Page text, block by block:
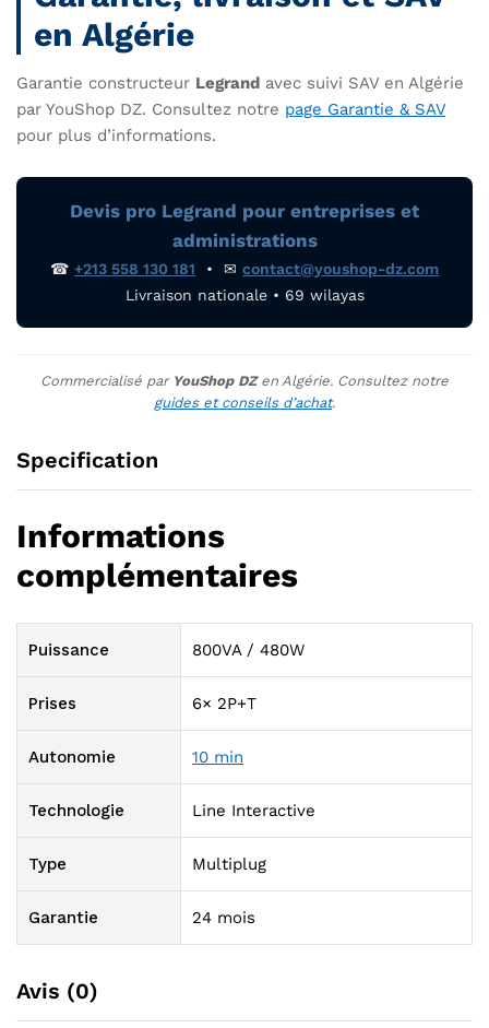
en Algérie
Garantie constructeur Legrand avec suivi SAV en Algérie
par YouShop DZ. Consultez notre page Garantie & SAV
pour plus d’informations.
Devis pro Legrand pour entreprises et
administrations
☎ +213 558 130 181 • ✉ contact@youshop-dz.com
Livraison nationale • 69 wilayas
Commercialisé par YouShop DZen Algérie. Consultez notre
guides et conseils d’achat.
Specification
Informations
complémentaires
Puissance 800VA / 480W
Prises 6× 2P+T
Autonomie 10 min
Technologie Line Interactive
Type Multiplug
Garantie 24 mois
Avis (0)